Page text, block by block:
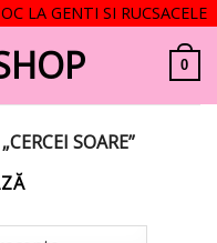
LA GENTI SI RUCSACELE
0
SOARE”